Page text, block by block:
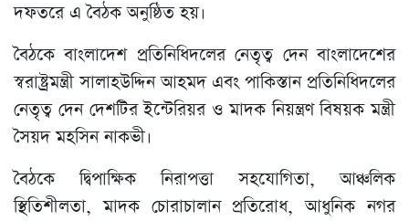
দফতরে এ বৈঠক অনুষ্ঠিত হয়।
বৈঠকে বাংলাদেশ প্রতিনিধিদলের নেতৃত্ব দেন বাংলাদেশের
স্বরাষ্ট্রমন্ত্রী সালাহউদ্দিন আহমদ এবং পাকিস্তান প্রতিনিধিদলের
নেতৃত্ব দেন দেশটির ইন্টেরিয়র ও মাদক নিয়ন্ত্রণ বিষয়ক মন্ত্রী
সৈয়দ মহসিন নাকভী।
বৈঠকে দ্বিপাক্ষিক নিরাপত্তা সহযোগিতা, আঞ্চলিক
স্থিতিশীলতা, মাদক চোরাচালান প্রতিরোধ, আধুনিক নগর